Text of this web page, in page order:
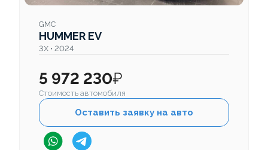
GMC
HUMMER EV
3X • 2024
5 972 230₽
Стоимость автомобиля
Оставить заявку на авто